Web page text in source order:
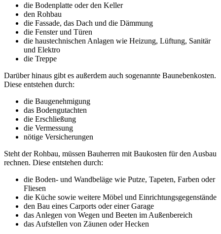
die Bodenplatte oder den Keller
den Rohbau
die Fassade, das Dach und die Dämmung
die Fenster und Türen
die haustechnischen Anlagen wie Heizung, Lüftung, Sanitär
und Elektro
die Treppe
Darüber hinaus gibt es außerdem auch sogenannte Baunebenkosten.
Diese entstehen durch:
die Baugenehmigung
das Bodengutachten
die Erschließung
die Vermessung
nötige Versicherungen
Steht der Rohbau, müssen Bauherren mit Baukosten für den Ausbau
rechnen. Diese entstehen durch:
die Boden- und Wandbeläge wie Putze, Tapeten, Farben oder
Fliesen
die Küche sowie weitere Möbel und Einrichtungsgegenstände
den Bau eines Carports oder einer Garage
das Anlegen von Wegen und Beeten im Außenbereich
das Aufstellen von Zäunen oder Hecken